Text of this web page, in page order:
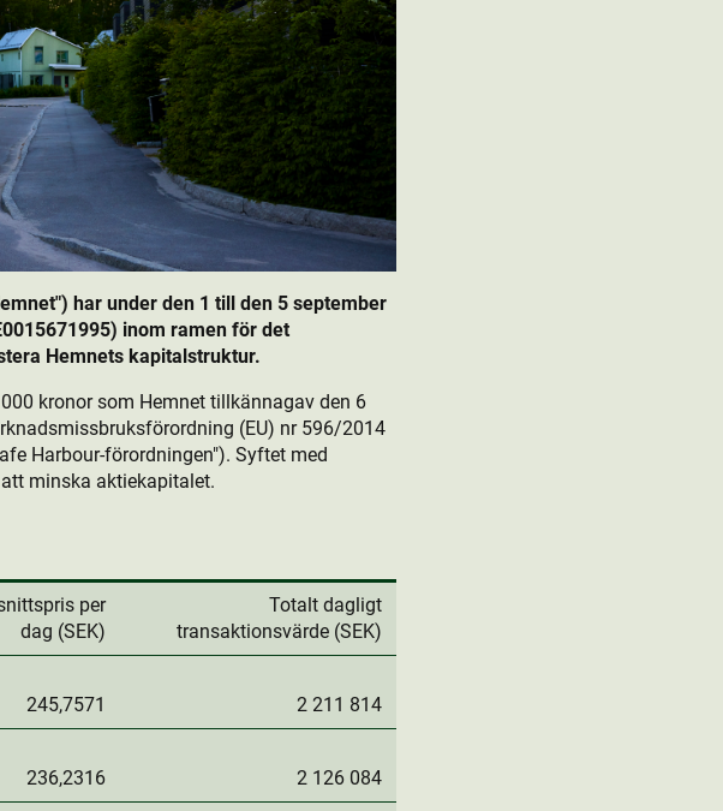
har under den 1 till den 5 september
inom ramen för det
Hemnets kapitalstruktur.
kronor som Hemnet tillkännagav den 6
(EU) nr 596/2014
Harbour-förordningen"). Syftet med
minska aktie­kapitalet.
per
dag (SEK)
Totalt dagligt
transaktionsvärde (SEK)
245,7571 2 211 814
236,2316 2 126 084